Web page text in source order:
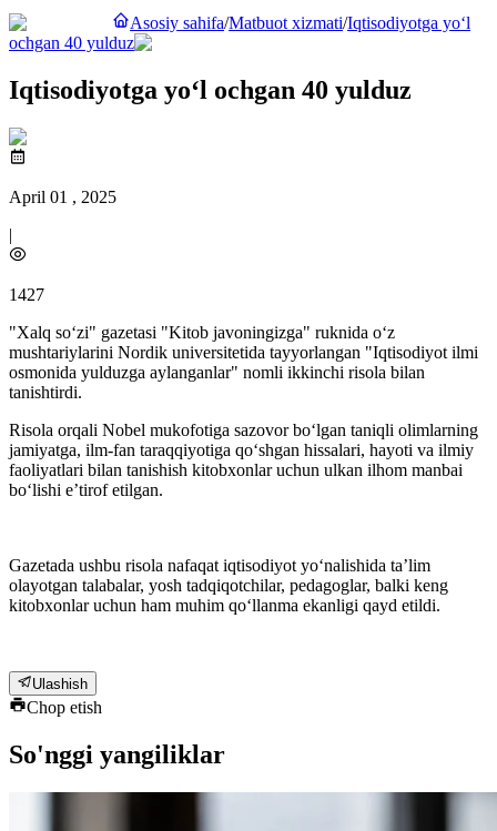
Asosiy sahifa/Matbuot xizmati/Iqtisodiyotga yo‘l
ochgan 40 yulduz
Iqtisodiyotga yo‘l ochgan 40 yulduz
April 01 , 2025
|
1427
"Xalq so‘zi" gazetasi "Kitob javoningizga" ruknida o‘z
mushtariylarini Nordik universitetida tayyorlangan "Iqtisodiyot ilmi
osmonida yulduzga aylanganlar" nomli ikkinchi risola bilan
tanishtirdi.
Risola orqali Nobel mukofotiga sazovor bo‘lgan taniqli olimlarning
jamiyatga, ilm-fan taraqqiyotiga qo‘shgan hissalari, hayoti va ilmiy
faoliyatlari bilan tanishish kitobxonlar uchun ulkan ilhom manbai
bo‘lishi eʼtirof etilgan.
Gazetada ushbu risola nafaqat iqtisodiyot yo‘nalishida taʼlim
olayotgan talabalar, yosh tadqiqotchilar, pedagoglar, balki keng
kitobxonlar uchun ham muhim qo‘llanma ekanligi qayd etildi.
Ulashish
Chop etish
So'nggi yangiliklar